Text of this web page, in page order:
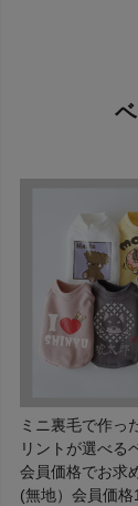
ミニ裏毛で作っ
リントが選べる
会員価格でお求
(無地）会員価格